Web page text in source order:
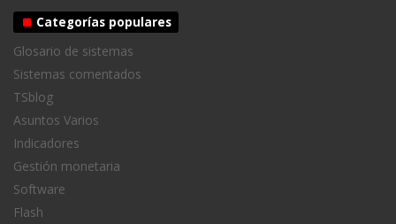
Categorías populares
Glosario de sistemas
Sistemas comentados
TSblog
Asuntos Varios
Indicadores
Gestión monetaria
Software
Flash